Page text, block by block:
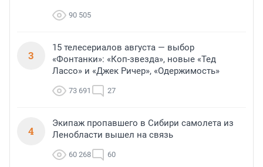
90 505
3
15 телесериалов августа — выбор
«Фонтанки»: «Коп-звезда», новые «Тед
Лассо» и «Джек Ричер», «Одержимость»
73 691 27
4
Экипаж пропавшего в Сибири самолета из
Ленобласти вышел на связь
60 268 60